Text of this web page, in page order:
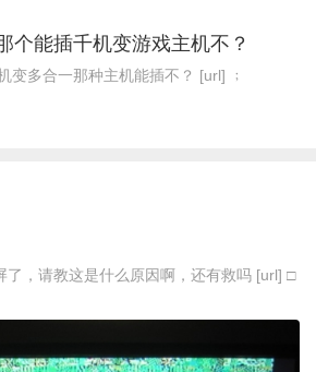
个能插千机变游戏主机不？
变多合一那种主机能插不？ [url] ﹔
了，请教这是什么原因啊，还有救吗 [url] □